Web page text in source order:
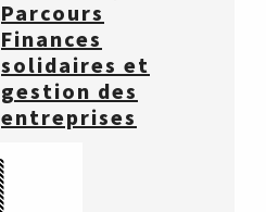
Parcours
Finances
solidaires et
gestion des
entreprises